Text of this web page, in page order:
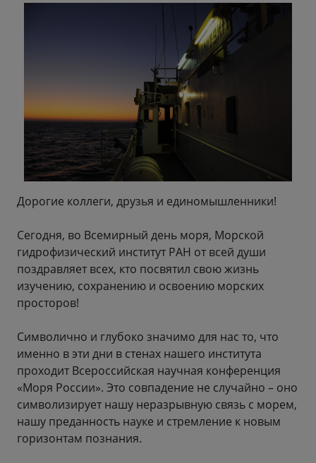
Дорогие коллеги, друзья и единомышленники!
Сегодня, во Всемирный день моря, Морской
гидрофизический институт РАН от всей души
поздравляет всех, кто посвятил свою жизнь
изучению, сохранению и освоению морских
просторов!
Символично и глубоко значимо для нас то, что
именно в эти дни в стенах нашего института
проходит Всероссийская научная конференция
«Моря России». Это совпадение не случайно – оно
символизирует нашу неразрывную связь с морем,
нашу преданность науке и стремление к новым
горизонтам познания.